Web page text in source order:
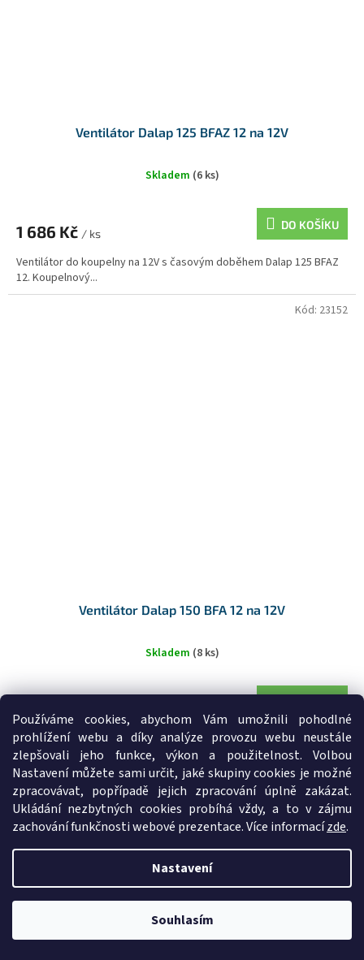
Používáme cookies, abychom Vám umožnili pohodlné
prohlížení webu a díky analýze provozu webu neustále
zlepšovali jeho funkce, výkon a použitelnost. Volbou
Nastavení můžete sami určit, jaké skupiny cookies je možné
zpracovávat, popřípadě jejich zpracování úplně zakázat.
Ukládání nezbytných cookies probíhá vždy, a to v zájmu
zachování funkčnosti webové prezentace. Více informacízde.
Nastavení
Souhlasím
Ventilátor Dalap 125 BFAZ 12 na 12V
Skladem (6 ks)
1 686 Kč / ks
DO KOŠÍKU
Ventilátor do koupelny na 12V s časovým doběhem Dalap 125 BFAZ
12. Koupelnový...
Ventilátor Dalap 150 BFA 12 na 12V
Skladem (8 ks)
1 750 Kč
Ventilátor do koupelny na 12V Dalap 150 BFA 12. Koupelnový
ventilátor na 12V...
Kód: 23152
Kód:23153